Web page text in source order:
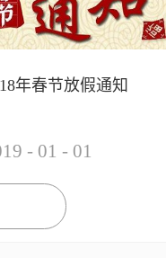
年春节放假通知
- 01 - 01